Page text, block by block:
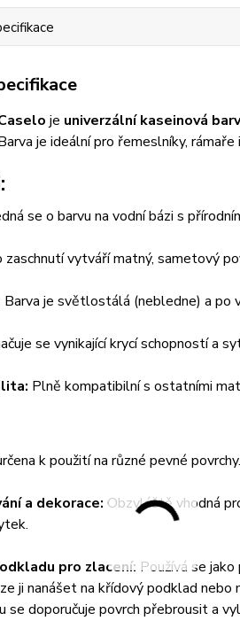
je univerzální kaseinová
je ideální pro řemeslníky,
se o barvu na vodní bázi s
zaschnutí vytváří matný, sametový
Barva je světlostálá (nebledne) a po
se vynikající krycí schopností a
Plně kompatibilní s ostatními
k použití na různé pevné povrchy.
a dekorace: Obzvláště vhodná
pro zlacení: Používá se
ji nanášet na křídový podklad
se doporučuje povrch přebrousit a